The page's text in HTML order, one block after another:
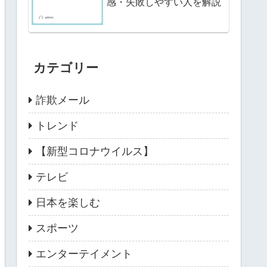
感・失敗しやすい人を解説
カテゴリー
詐欺メール
トレンド
【新型コロナウイルス】
テレビ
日本を楽しむ
スポーツ
エンターテイメント